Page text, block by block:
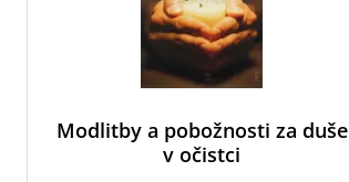
Modlitby a pobožnosti za duše
v očistci